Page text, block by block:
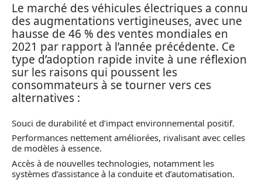
Le marché des véhicules électriques a connu
des augmentations vertigineuses, avec une
hausse de 46 % des ventes mondiales en
2021 par rapport à l’année précédente. Ce
type d’adoption rapide invite à une réflexion
sur les raisons qui poussent les
consommateurs à se tourner vers ces
alternatives :
Souci de durabilité et d’impact environnemental positif.
Performances nettement améliorées, rivalisant avec celles
de modèles à essence.
Accès à de nouvelles technologies, notamment les
systèmes d’assistance à la conduite et d’automatisation.